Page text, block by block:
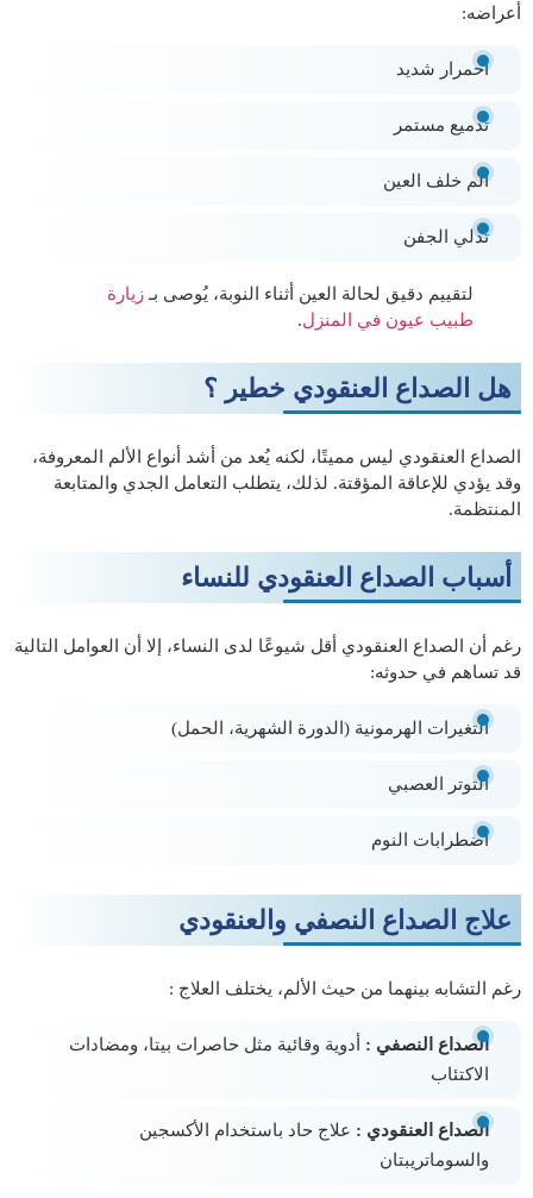
أعراضه:
احمرار شديد
تدميع مستمر
ألم خلف العين
تدلي الجفن
لتقييم دقيق لحالة العين أثناء النوبة، يُوصى بـزيارة
طبيب عيون في المنزل.
هل الصداع العنقودي خطير ؟
الصداع العنقودي ليس مميتًا، لكنه يُعد من أشد أنواع الألم المعروفة،
وقد يؤدي للإعاقة المؤقتة. لذلك، يتطلب التعامل الجدي والمتابعة
المنتظمة.
أسباب الصداع العنقودي للنساء
رغم أن الصداع العنقودي أقل شيوعًا لدى النساء، إلا أن العوامل التالية
قد تساهم في حدوثه:
التغيرات الهرمونية (الدورة الشهرية، الحمل)
التوتر العصبي
اضطرابات النوم
علاج الصداع النصفي والعنقودي
رغم التشابه بينهما من حيث الألم، يختلف العلاج :
الصداع النصفي : أدوية وقائية مثل حاصرات بيتا، ومضادات
الاكتئاب
الصداع العنقودي : علاج حاد باستخدام الأكسجين
والسوماتريبتان